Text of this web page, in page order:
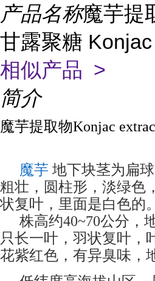
产品名称魔芋提
甘露聚糖
相似产品 >
简介
魔芋提取物Konjac
魔芋 地下块茎为扁
粗壮，圆柱形，淡绿色
状复叶，里面是白色的。
株高约40~70公分，
只长一叶，羽状复叶，
花紫红色，有异臭味，